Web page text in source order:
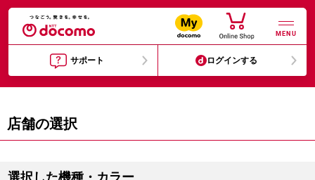
MENU
サポート ログインする
店舗の選択
選択した機種・カラー